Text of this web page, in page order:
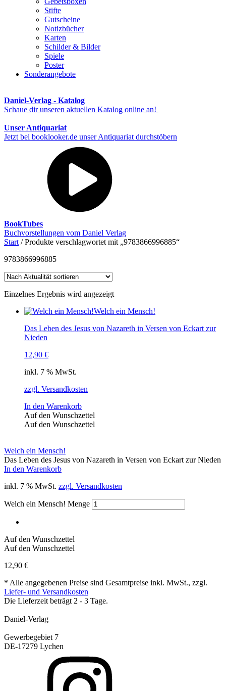
Stifte
Gutscheine
Notizbücher
Karten
Schilder & Bilder
Spiele
Poster
Sonderangebote
Daniel-Verlag - Katalog
Schaue dir unseren aktuellen Katalog online an!
Unser Antiquariat
Jetzt bei booklooker.de unser Antiquariat durchstöbern
BookTubes
Buchvorstellungen vom Daniel Verlag
Start / Produkte verschlagwortet mit „9783866996885“
9783866996885
Einzelnes Ergebnis wird angezeigt
Welch ein Mensch!
Das Leben des Jesus von Nazareth in Versen von Eckart zur
Nieden
12,90 €
inkl. 7 % MwSt.
zzgl. Versandkosten
In den Warenkorb
Auf den Wunschzettel
Auf den Wunschzettel
Welch ein Mensch!
Das Leben des Jesus von Nazareth in Versen von Eckart zur Nieden
In den Warenkorb
inkl. 7 % MwSt. zzgl. Versandkosten
Welch ein Mensch! Menge
Auf den Wunschzettel
Auf den Wunschzettel
12,90 €
* Alle angegebenen Preise sind Gesamtpreise inkl. MwSt., zzgl.
Liefer- und Versandkosten
Die Lieferzeit beträgt 2 - 3 Tage.
Daniel-Verlag
Gewerbegebiet 7
DE-17279 Lychen